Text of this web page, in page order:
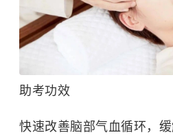
助考功效
快速改善脑部气血循环，